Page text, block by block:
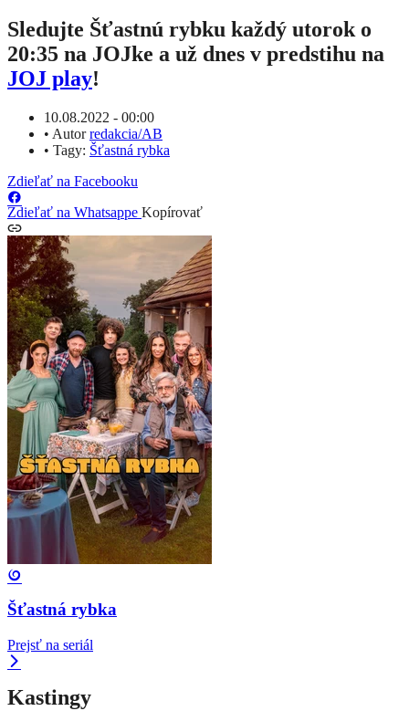
Sledujte Šťastnú rybku každý utorok o
20:35 na JOJke a už dnes v predstihu na
JOJ play!
10.08.2022 - 00:00
• Autorredakcia/AB
• Tagy: Šťastná rybka
Zdieľať na Facebooku
Zdieľať na Whatsappe Kopírovať
Šťastná rybka
Prejsť na seriál
Kastingy